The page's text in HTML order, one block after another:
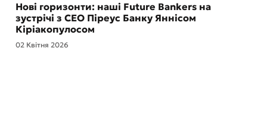
Нові горизонти: наші Future Bankers на
зустрічі з CEO Піреус Банку Яннісом
Кіріакопулосом
02 Квітня 2026